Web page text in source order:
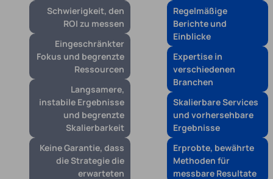
Schwierigkeit, den
ROI zu messen
Eingeschränkter
Fokus und begrenzte
Ressourcen
Langsamere,
instabile Ergebnisse
und begrenzte
Skalierbarkeit
Keine Garantie, dass
die Strategie die
erwarteten
Regelmäßige
Berichte und
Einblicke
Expertise in
verschiedenen
Branchen
Skalierbare Services
und vorhersehbare
Ergebnisse
Erprobte, bewährte
Methoden für
messbare Resultate